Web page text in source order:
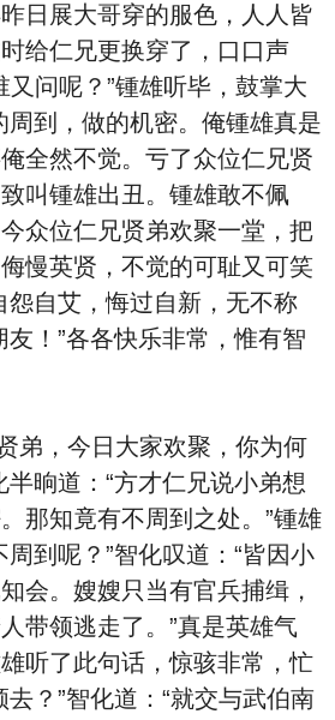
日展大哥穿的服色，人人皆
给仁兄更换穿了，口口声
又问呢？”锺雄听毕，鼓掌大
周到，做的机密。俺锺雄真是
全然不觉。亏了众位仁兄贤
叫锺雄出丑。锺雄敢不佩
众位仁兄贤弟欢聚一堂，把
慢英贤，不觉的可耻又可笑
怨自艾，悔过自新，无不称
友！”各各快乐非常，惟有智
，今日大家欢聚，你为何
半晌道：“方才仁兄说小弟想
那知竟有不周到之处。”锺雄
周到呢？”智化叹道：“皆因小
会。嫂嫂只当有官兵捕缉，
带领逃走了。”真是英雄气
听了此句话，惊骇非常，忙
去？”智化道：“就交与武伯南